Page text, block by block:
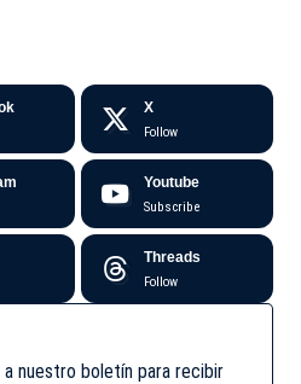
X
Follow
Youtube
Subscribe
Threads
Follow
a nuestro boletín para recibir